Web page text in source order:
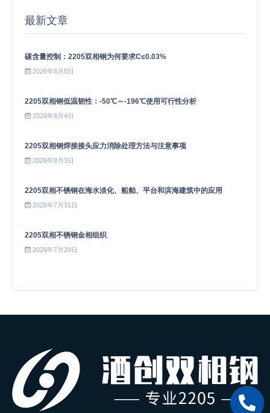
最新文章
碳含量控制：2205双相钢为何要求C≤0.03%
2026年8月5日
2205双相钢低温韧性：-50℃～-196℃使用可行性分析
2026年8月4日
2205双相钢焊接接头应力消除处理方法与注意事项
2026年8月3日
2205双相不锈钢在海水淡化、船舶、平台和滨海建筑中的应用
2026年7月31日
2205双相不锈钢金相组织
2026年7月29日